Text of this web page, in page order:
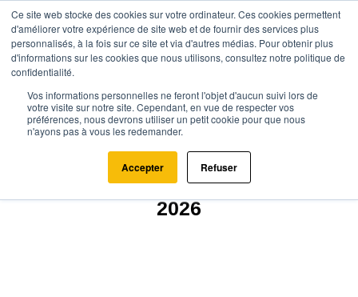
Ce site web stocke des cookies sur votre ordinateur. Ces cookies permettent
d'améliorer votre expérience de site web et de fournir des services plus
personnalisés, à la fois sur ce site et via d'autres médias. Pour obtenir plus
d'informations sur les cookies que nous utilisons, consultez notre politique de
confidentialité.
Vos informations personnelles ne feront l'objet d'aucun suivi lors de
votre visite sur notre site. Cependant, en vue de respecter vos
préférences, nous devrons utiliser un petit cookie pour que nous
n'ayons pas à vous les redemander.
Accepter Refuser
Agence.immo Prix immobilier Normandie Manche
Audouville-la-Hubert (50480)
Estimation immobilière à
Audouville-la-Hubert : Prix m²
2026